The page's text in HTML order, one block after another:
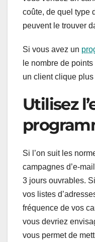
coûte, de quel type
peuvent le trouver
Si vous avez un
le nombre de
un client clique plus
Utilisez
Si l’on suit les
campagnes d’e-
3 jours ouvrables.
vos listes
fréquence de vos
vous devriez
vous permet de